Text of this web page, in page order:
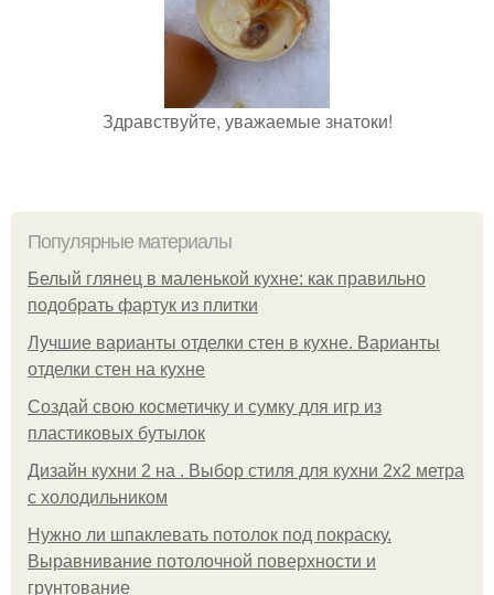
Здравствуйте, уважаемые знатоки!
Популярные материалы
Белый глянец в маленькой кухне: как правильно
подобрать фартук из плитки
Лучшие варианты отделки стен в кухне. Варианты
отделки стен на кухне
Создай свою косметичку и сумку для игр из
пластиковых бутылок
Дизайн кухни 2 на . Выбор стиля для кухни 2х2 метра
с холодильником
Нужно ли шпаклевать потолок под покраску.
Выравнивание потолочной поверхности и
грунтование